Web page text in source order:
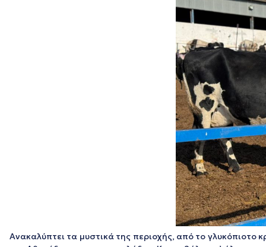
Ανακαλύπτει τα μυστικά της περιοχής, από το γλυκόπιοτο